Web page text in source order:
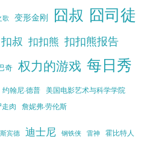
歌 变形金刚 囧叔 囧司徒
扣叔 扣扣熊 扣扣熊报告
奇 权力的游戏 每日秀
约翰尼·德普
美国电影艺术与科学学院
肉 詹妮弗·劳伦斯
宾德 迪士尼 钢铁侠 雷神 霍比特人